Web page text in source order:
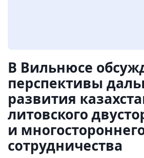
В Вильнюсе
перспективы
развития
литовского
и
сотрудничества